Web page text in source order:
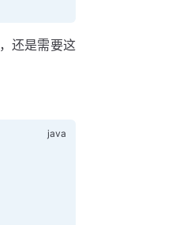
还是需要这